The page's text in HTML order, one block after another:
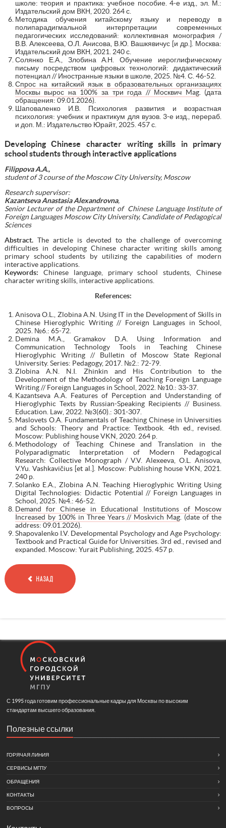
школе: теория и практика: учебное пособие. 4-е изд., эл. М.:
Издательский дом ВКН, 2020. 264 с.
Методика обучения китайскому языку и переводу в
полипарадигмальной интерпретации современных
педагогических исследований: коллективная монография /
В.В. Алексеева, О.Л. Анисова, В.Ю. Вашкявичус [и др.]. Москва:
Издательский дом ВКН, 2021. 240 с.
Солянко Е.А., Злобина А.Н. Обучение иероглифическому
письму посредством цифровых технологий: дидактический
потенциал // Иностранные языки в школе, 2025. №4. С. 46-52.
Спрос на китайский язык в образовательных организациях
Москвы вырос на 100% за три года // Москвич Mag. (дата
обращения: 09.01.2026).
Шаповаленко И.В. Психология развития и возрастная
психология: учебник и практикум для вузов. 3-е изд., перераб.
и доп. М.: Издательство Юрайт, 2025. 457 с.
DevelopingС hinese character writing skills in primary
school students through interactive applications
Filippova A.A.,
student of 3 course of the Moscow City University, Moscow
Research supervisor:
Kazantseva Anastasia Alexandrovna,
Senior Lecturer of the Department of Chinese Language Institute of
Foreign Languages Moscow City University, Candidate of Pedagogical
Sciences
Abstract. The article is devoted to the challenge of overcoming
difficulties in developing Chinese character writing skills among
primary school students by utilizing the capabilities of modern
interactive applications.
Keywords: Chinese language, primary school students, Chinese
character writing skills, interactive applications.
References:
Anisova O.L., Zlobina A.N. Using IT in the Development of Skills in
Chinese Hieroglyphic Writing // Foreign Languages in School,
2025. №6.: 65-72.
Demina M.A., Gramakov D.A. Using Information and
Communication Technology Tools in Teaching Chinese
Hieroglyphic Writing // Bulletin of Moscow State Regional
University. Series: Pedagogy, 2017. №2.: 72-79.
Zlobina A.N. N.I. Zhinkin and His Contribution to the
Development of the Methodology of Teaching Foreign Language
Writing // Foreign Languages in School, 2022. №10.: 33-37.
Kazantseva A.A. Features of Perception and Understanding of
Hieroglyphic Texts by Russian-Speaking Recipients // Business.
Education. Law, 2022. №3(60).: 301-307.
Maslovets O.A. Fundamentals of Teaching Chinese in Universities
and Schools: Theory and Practice: Textbook. 4th ed., revised.
Moscow: Publishing house VKN, 2020. 264 p.
Methodology of Teaching Chinese and Translation in the
Polyparadigmatic Interpretation of Modern Pedagogical
Research: Collective Monograph / V.V. Alexeeva, O.L. Anisova,
V.Yu. Vashkavičius [et al.]. Moscow: Publishing house VKN, 2021.
240 p.
Solanko E.A., Zlobina A.N. Teaching Hieroglyphic Writing Using
Digital Technologies: Didactic Potential // Foreign Languages in
School, 2025. №4.: 46-52.
Demand for Chinese in Educational Institutions of Moscow
Increased by 100% in Three Years // Moskvich Mag. (date of the
address: 09.01.2026).
Shapovalenko I.V. Developmental Psychology and Age Psychology:
Textbook and Practical Guide for Universities. 3rd ed., revised and
expanded. Moscow: Yurait Publishing, 2025. 457 p.
НАЗАД
С 1995 года готовим профессиональные кадры для Москвы по высоким
стандартам высшего образования.
Полезные ссылки
ГОРЯЧАЯ ЛИНИЯ
СЕРВИСЫ МГПУ
ОБРАЩЕНИЯ
КОНТАКТЫ
ВОПРОСЫ